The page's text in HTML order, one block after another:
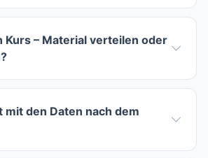
Kurs – Material verteilen oder
mit den Daten nach dem